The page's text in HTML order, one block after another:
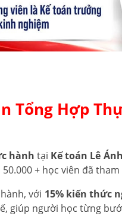
Tổng Hợp
hành tại Kế toán Lê Ánh
+ học viên đã
với 15% kiến thức
giúp người học từng